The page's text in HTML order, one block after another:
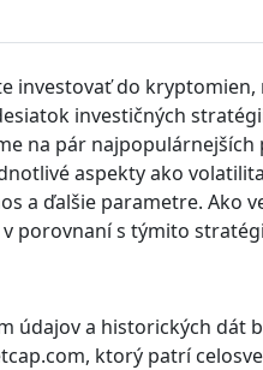
investovať do kryptomien,
investičných
na pár najpopulárnejších
aspekty ako
a ďalšie parametre. Ako
porovnaní s týmito
údajov a historických dát
ktorý patrí